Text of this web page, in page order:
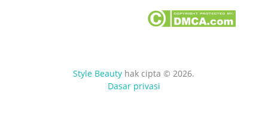
Style Beauty hak cipta © 2026.
Dasar privasi